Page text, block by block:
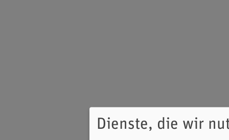
Dienste, die wir